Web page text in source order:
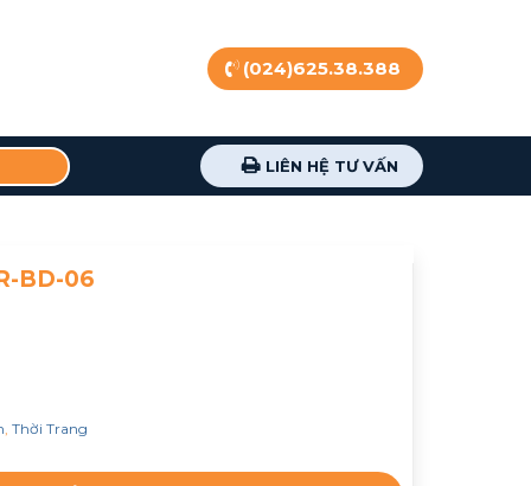
(024)625.38.388
LIÊN HỆ TƯ VẤN
BD-06
, Thời Trang